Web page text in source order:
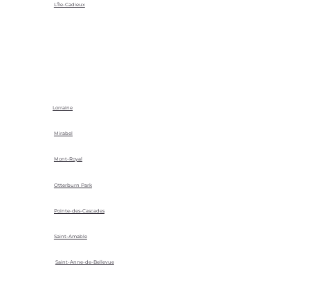
L'Île-Cadieux
Lorraine
Mirabel
Mont-Royal
Otterburn Park
Pointe-des-Cascades
Saint-Amable
Saint-Anne-de-Bellevue